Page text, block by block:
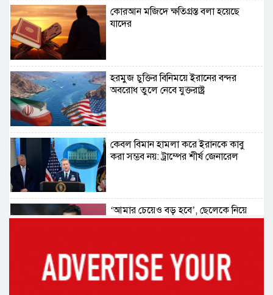
কোরআন মজিদে ক্ষতিগ্রস্ত বলা হয়েছে
যাদের
হরমুজ চুক্তির বিনিময়ে ইরানের বন্দর
অবরোধ তুলে নেবে যুক্তরাষ্ট্র
কেবল বিমান হামলা করে ইরানকে কাবু
করা সম্ভব নয়: ট্রাম্পের শীর্ষ জেনারেল
‘আমার চেয়েও বড় হবে’, ছেলেকে নিয়ে
৫৪ রানে অলআউট হয়ে ইনিংস ব্যবধানে